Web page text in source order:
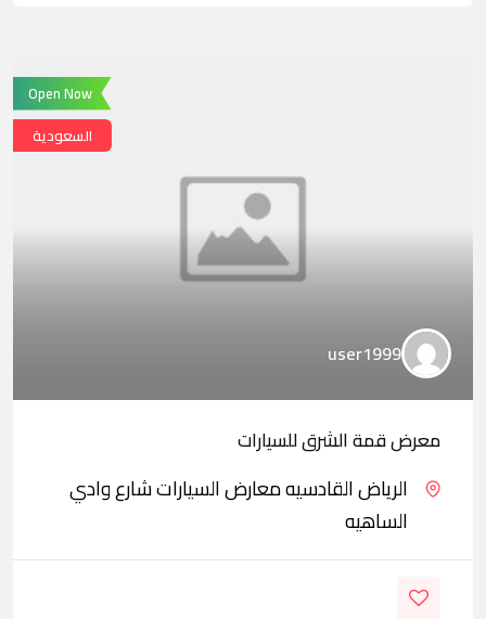
Open Now
السعودية
user1999
معرض قمة الشرق للسيارات
الرياض القادسيه معارض السيارات شارع وادي
الساهيه